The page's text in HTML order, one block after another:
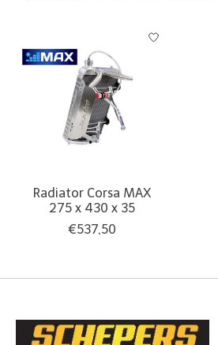
Radiator Corsa MAX
275 x 430 x 35
€537,50